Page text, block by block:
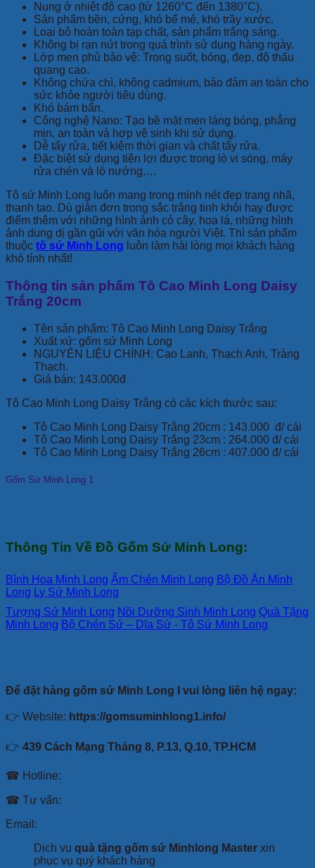
Nung ở nhiệt độ cao (từ 1260°C đến 1380°C).
Sản phẩm bền, cứng, khó bể mẻ, khó trầy xước.
Loại bỏ hoàn toàn tạp chất, sản phẩm trắng sáng.
Không bị rạn nứt trong quá trình sử dụng hàng ngày.
Lớp men phủ bảo vệ: Trong suốt, bóng, đẹp, độ thấu
quang cao.
Không chứa chì, không cadmium, bảo đảm an toàn cho
sức khỏe người tiêu dùng.
Khó bám bẩn.
Công nghệ Nano: Tạo bề mặt men láng bóng, phẳng
mịn, an toàn và hợp vệ sinh khi sử dụng.
Dễ tẩy rửa, tiết kiệm thời gian và chất tẩy rửa.
Đặc biệt sử dụng tiện lợi được trong lò vi sóng, máy
rửa chén và lò nướng,…
Tô sứ Minh Long luôn mang trong mình nét đẹp trang nhã,
thanh tao. Dù giản đơn trong sắc trắng tinh khôi hay được
điểm thêm với những hình ảnh cỏ cây, hoa lá, những hình
ảnh dung dị gần gũi với văn hóa người Việt. Thì sản phẩm
thuộc tô sứ Minh Long luôn làm hài lòng mọi khách hàng
khó tính nhất!
Thông tin sản phẩm Tô Cao Minh Long Daisy
Trắng 20cm
Tên sản phẩm: Tô Cao Minh Long Daisy Trắng
Xuất xứ: gốm sứ Minh Long
NGUYÊN LIỆU CHÍNH: Cao Lanh, Thạch Anh, Tràng
Thạch.
Giá bán: 143.000đ
Tô Cao Minh Long Daisy Trắng có các kích thước sau:
Tô Cao Minh Long Daisy Trắng 20cm : 143.000 đ/ cái
Tô Cao Minh Long Daisy Trắng 23cm : 264.000 đ/ cái
Tô Cao Minh Long Daisy Trắng 26cm : 407.000 đ/ cái
Gốm Sứ Minh Long 1
Thông Tin Về Đồ Gốm Sứ Minh Long:
Bình Hoa Minh Long Ấm Chén Minh Long Bộ Đồ Ăn Minh
Long
Ly Sứ Minh Long
Tượng Sứ Minh Long Nồi Dưỡng Sinh Minh Long Quà Tặng
Minh Long Bộ Chén Sứ – Dĩa Sứ - Tô Sứ Minh Long
Để đặt hàng gốm sứ Minh Long I vui lòng liên hệ ngay:
👉 Website: https://gomsuminhlong1.info/
👉 439 Cách Mạng Tháng 8, P.13, Q.10, TP.HCM
☎ Hotline:
☎ Tư vấn:
Email:
Dịch vụ quà tặng gốm sứ Minhlong Master xin
phục vụ quý khách hàng